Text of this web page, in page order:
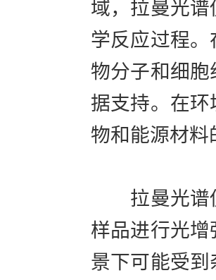
域，拉曼光
学反应过程
物分子和细
据支持。在
物和能源材料
拉曼光谱仪
样品进行光
景下可能受